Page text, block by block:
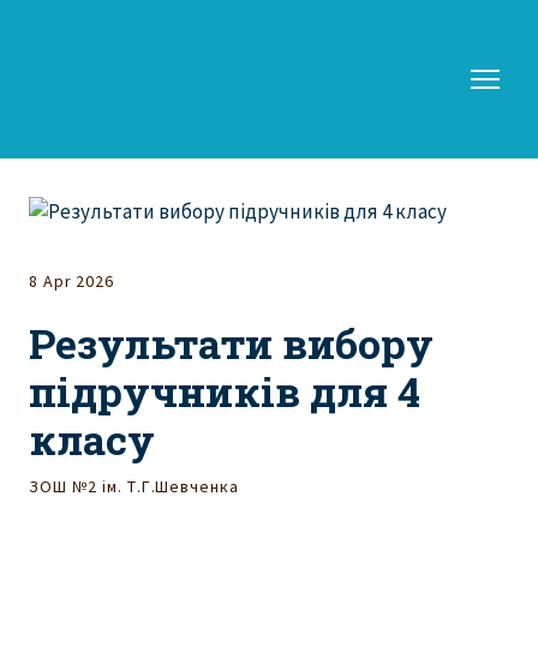
8 Apr 2026
Результати вибору
підручників для 4
класу
ЗОШ №2 ім. Т.Г.Шевченка